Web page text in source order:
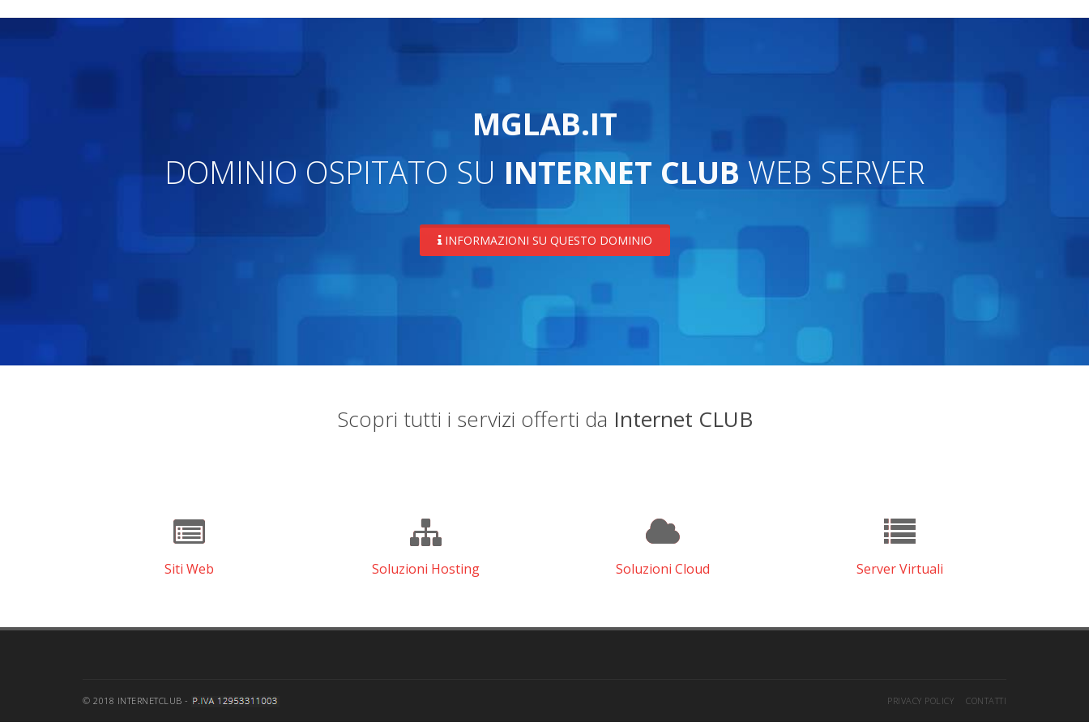
MGLAB.IT
DOMINIO OSPITATO SU INTERNET CLUB WEB SERVER
INFORMAZIONI SU QUESTO DOMINIO
Scopri tutti i servizi offerti da Internet CLUB
Siti Web Soluzioni Hosting Soluzioni Cloud Server Virtuali
© 2018 INTERNETCLUB - PRIVACY POLICY CONTATTI